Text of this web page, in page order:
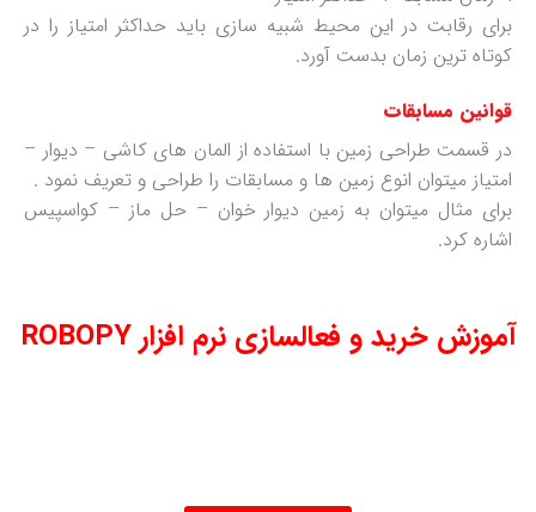
برای رقابت در این محیط شبیه سازی باید حداکثر امتیاز را در
کوتاه ترین زمان بدست آورد.
قوانین مسابقات
در قسمت طراحی زمین با استفاده از المان های کاشی – دیوار –
امتیاز میتوان انوع زمین ها و مسابقات را طراحی و تعریف نمود .
برای مثال میتوان به زمین دیوار خوان – حل ماز – کواسپیس
اشاره کرد.
آموزش خرید و فعالسازی نرم افزار ROBOPY